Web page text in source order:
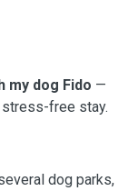
my dog Fido —
stress-free stay.
dog parks,